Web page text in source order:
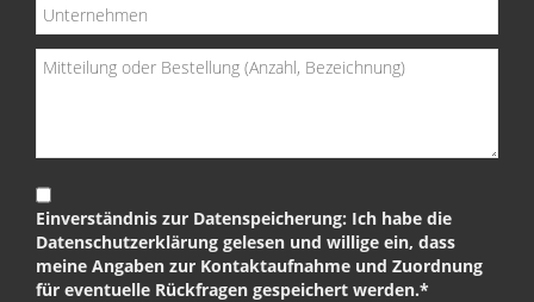
Einverständnis zur Datenspeicherung: Ich habe die
Datenschutzerklärung gelesen und willige ein, dass
meine Angaben zur Kontaktaufnahme und Zuordnung
für eventuelle Rückfragen gespeichert werden.*